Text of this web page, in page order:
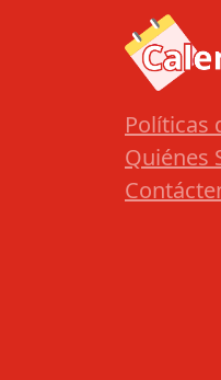
Políticas
Quiénes